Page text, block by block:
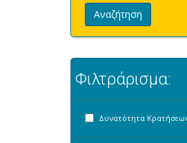
Αναζήτηση
Φιλτράρισμα:
Δυνατότητα